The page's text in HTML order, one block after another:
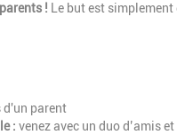
! Le but est
d'un parent
: venez avec un duo d’amis